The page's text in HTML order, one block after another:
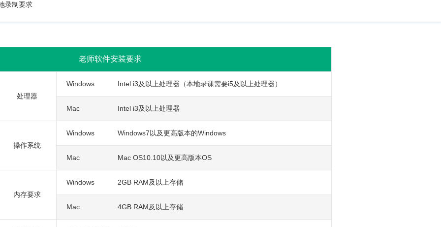
录制要求
老师软件安装要求
处理器
Windows Intel i3及以上处理器（本地录课需要i5及以上处理器）
Mac Intel i3及以上处理器
操作系统
Windows Windows7以及更高版本的Windows
Mac Mac OS10.10以及更高版本OS
内存要求
Windows 2GB RAM及以上存储
Mac 4GB RAM及以上存储